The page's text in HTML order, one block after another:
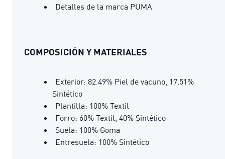
Detalles de la marca PUMA
COMPOSICIÓN Y MATERIALES
Exterior: 82.49% Piel de vacuno, 17.51%
Sintético
Plantilla: 100% Textil
Forro: 60% Textil, 40% Sintético
Suela: 100% Goma
Entresuela: 100% Sintético